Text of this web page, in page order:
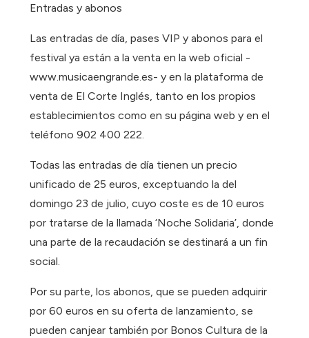
Entradas y abonos
Las entradas de día, pases VIP y abonos para el
festival ya están a la venta en la web oficial -
www.musicaengrande.es- y en la plataforma de
venta de El Corte Inglés, tanto en los propios
establecimientos como en su página web y en el
teléfono 902 400 222.
Todas las entradas de día tienen un precio
unificado de 25 euros, exceptuando la del
domingo 23 de julio, cuyo coste es de 10 euros
por tratarse de la llamada ‘Noche Solidaria’, donde
una parte de la recaudación se destinará a un fin
social.
Por su parte, los abonos, que se pueden adquirir
por 60 euros en su oferta de lanzamiento, se
pueden canjear también por Bonos Cultura de la